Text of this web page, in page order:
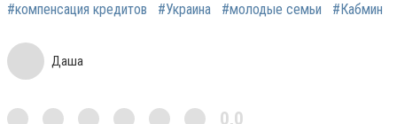
#компенсация кредитов
#Украина #молодые семьи #Кабмин
Даша
0,0